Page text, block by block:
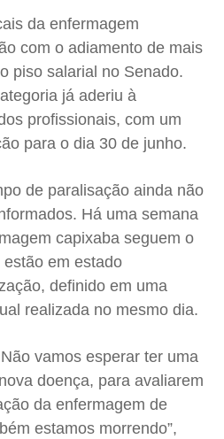
da enfermagem
com o adiamento de mais
piso salarial no Senado.
já aderiu à
profissionais, com um
para o dia 30 de junho.
de paralisação ainda não
Há uma semana
capixaba seguem o
em estado
definido em uma
realizada no mesmo dia.
vamos esperar ter uma
doença, para avaliarem
da enfermagem de
estamos morrendo”,